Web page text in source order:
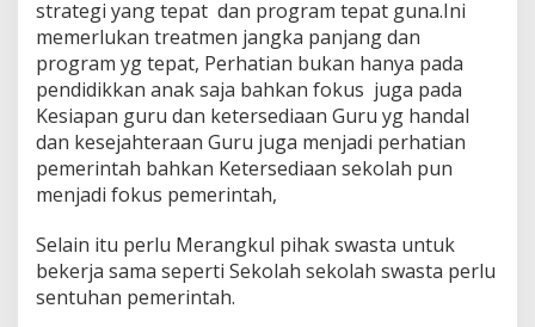
strategi yang tepat dan program tepat guna.Ini
memerlukan treatmen jangka panjang dan
program yg tepat, Perhatian bukan hanya pada
pendidikkan anak saja bahkan fokus juga pada
Kesiapan guru dan ketersediaan Guru yg handal
dan kesejahteraan Guru juga menjadi perhatian
pemerintah bahkan Ketersediaan sekolah pun
menjadi fokus pemerintah,
Selain itu perlu Merangkul pihak swasta untuk
bekerja sama seperti Sekolah sekolah swasta perlu
sentuhan pemerintah.